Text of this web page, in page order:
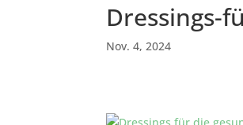
Dressings-
Nov. 4, 2024